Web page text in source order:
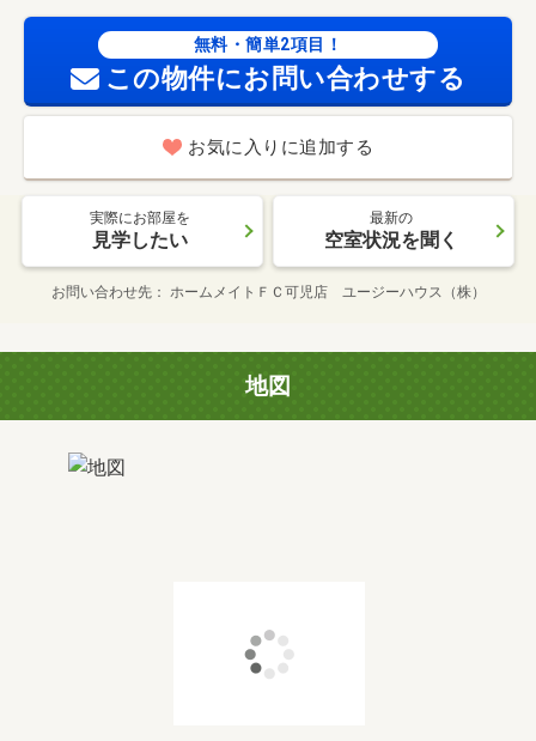
無料・簡単2項目！
この物件にお問い合わせする
お気に入りに追加する
実際にお部屋を
見学したい
最新の
空室状況を聞く
お問い合わせ先 ホームメイトＦＣ可児店 ユージーハウス（株）
地図